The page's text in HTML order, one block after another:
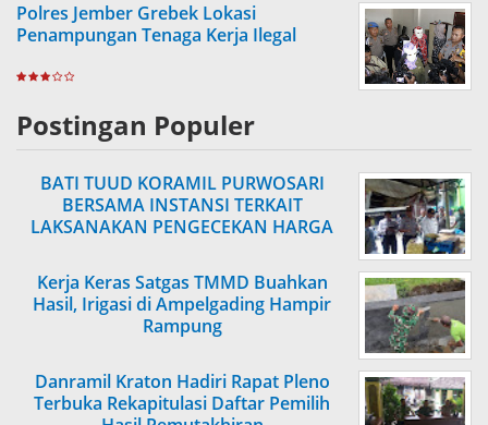
Polres Jember Grebek Lokasi
Penampungan Tenaga Kerja Ilegal
Postingan Populer
BATI TUUD KORAMIL PURWOSARI
BERSAMA INSTANSI TERKAIT
LAKSANAKAN PENGECEKAN HARGA
Kerja Keras Satgas TMMD Buahkan
Hasil, Irigasi di Ampelgading Hampir
Rampung
Danramil Kraton Hadiri Rapat Pleno
Terbuka Rekapitulasi Daftar Pemilih